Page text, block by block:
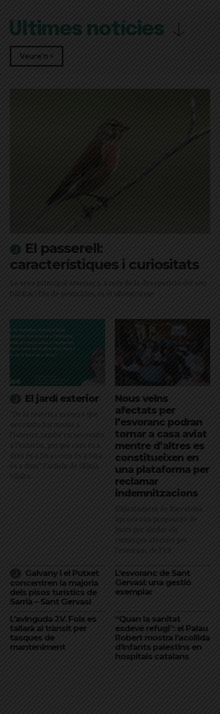
Últimes notícies
Veure'n +
El passerell:
característiques i curiositats
La seva principal amenaça, a més de la desaparició del seu
hàbitat i l'ús de pesticides, és el silvestrisme
El jardí exterior
"De la mateixa manera que
necessito harmonia a
l’interior, també en necessito
a l’exterior, perquè com és a
dins és a fora i com és a fora
és a dins": l'article de Glòria
Vilalta
Nous veïns
afectats per
l’esvoranc podran
tornar a casa aviat
mentre d’altres es
constitueixen en
una plataforma per
reclamar
indemnitzacions
L’Ajuntament de Barcelona
aprova una proposició de
Junts per ajudar els
comerços afectats per
l'esvoranc de l'L9
Galvany i el Putxet
concentren la majoria
dels pisos turístics de
Sarrià – Sant Gervasi
L’esvoranc de Sant
Gervasi: una gestió
exemplar
L’avinguda J.V. Foix es
tallarà al trànsit per
tasques de
manteniment
“Quan la sanitat
esdevé refugi”: el Palau
Robert mostra l’acollida
d’infants palestins en
hospitals catalans